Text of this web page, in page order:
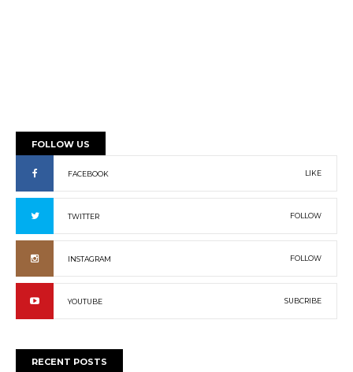
FOLLOW US
FACEBOOK LIKE
TWITTER FOLLOW
INSTAGRAM FOLLOW
YOUTUBE SUBCRIBE
RECENT POSTS